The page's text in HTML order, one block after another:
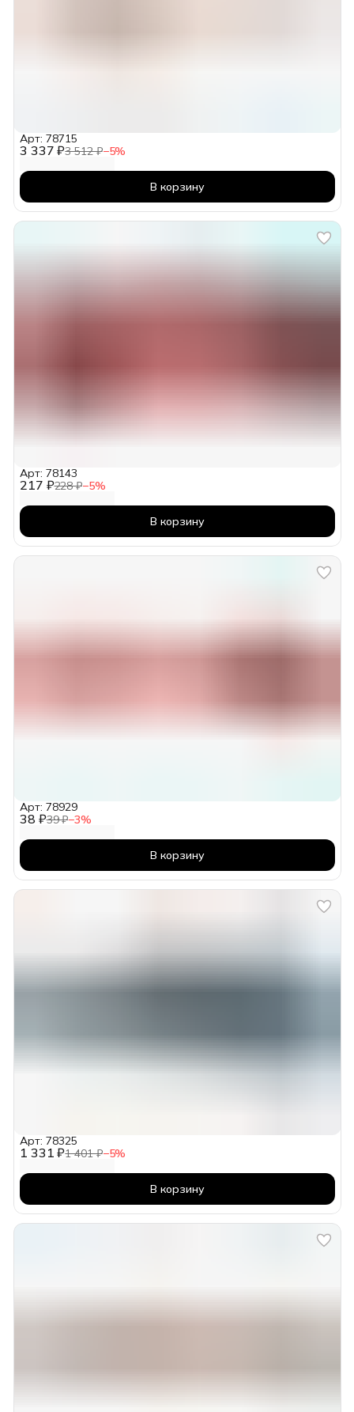
3 337 ₽3 512 ₽−5%
Арт: 78715
В корзину
217 ₽228 ₽−5%
Арт: 78143
В корзину
38 ₽39 ₽−3%
Арт: 78929
В корзину
1 331 ₽1 401 ₽−5%
Арт: 78325
В корзину